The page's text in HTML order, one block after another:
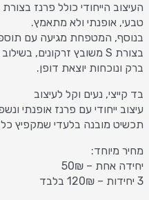
טבעי, אופנתי ולא מתאמץ.
ברק ונוכחות יוצאת דופן.
בד קייצי, נעים וקל לעיצוב
עיצוב ייחודי עם פרנז אופנתי
תכשיט מובנה בלעדי שמקפיץ כל
מחיר מיוחד:
יחידה אחת – 50₪
3 יחידות – 120₪ בלבד